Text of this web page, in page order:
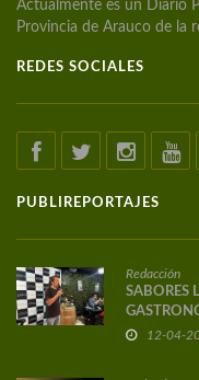
Actualmente es un Diario
Provincia de Arauco de la
REDES SOCIALES
PUBLIREPORTAJES
Redacción
SABORES
DE AUTOR
12-04-